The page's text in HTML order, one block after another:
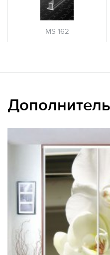
MS 162